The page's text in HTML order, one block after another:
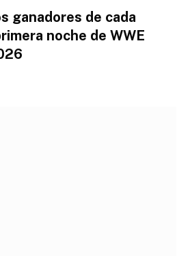
ganadores de cada
noche de WWE